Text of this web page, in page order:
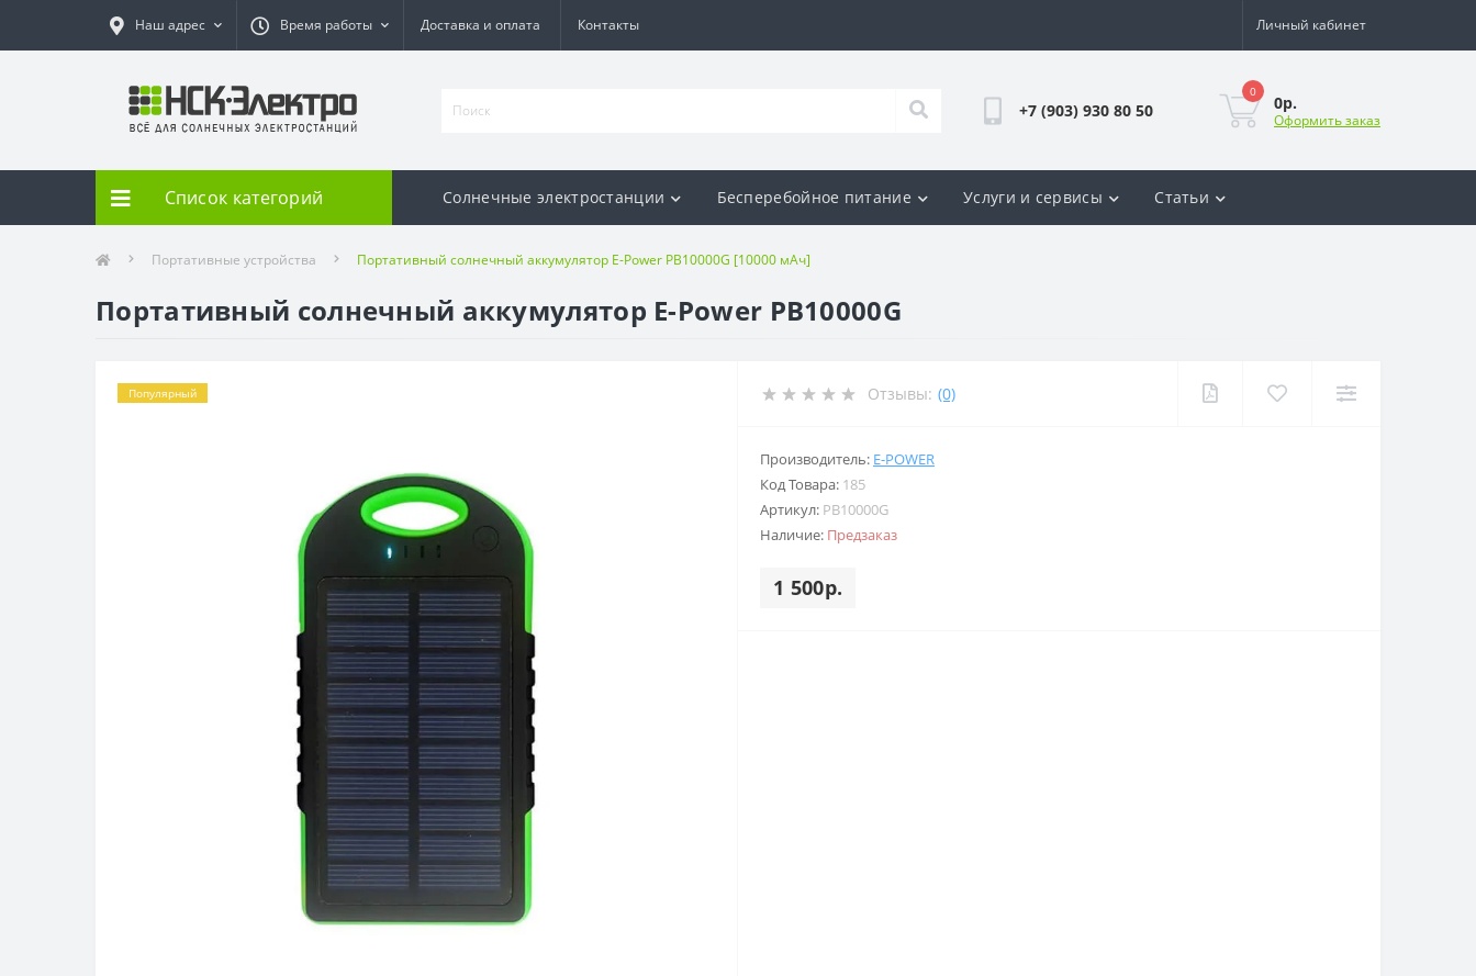
Наш адрес Время работы Доставка и оплата Контакты Личный кабинет
+7 (903) 930 80 50
0
0р.
Оформить заказ
Список категорий Солнечные электростанции Бесперебойное питание Услуги и сервисы Статьи
Портативные устройства Портативный солнечный аккумулятор E-Power PB10000G [10000 мАч]
Портативный солнечный аккумулятор E-Power PB10000G
Популярный Отзывы: (0)
Производитель: E-POWER
Код Товара: 185
Артикул: PB10000G
Наличие: Предзаказ
1 500р.